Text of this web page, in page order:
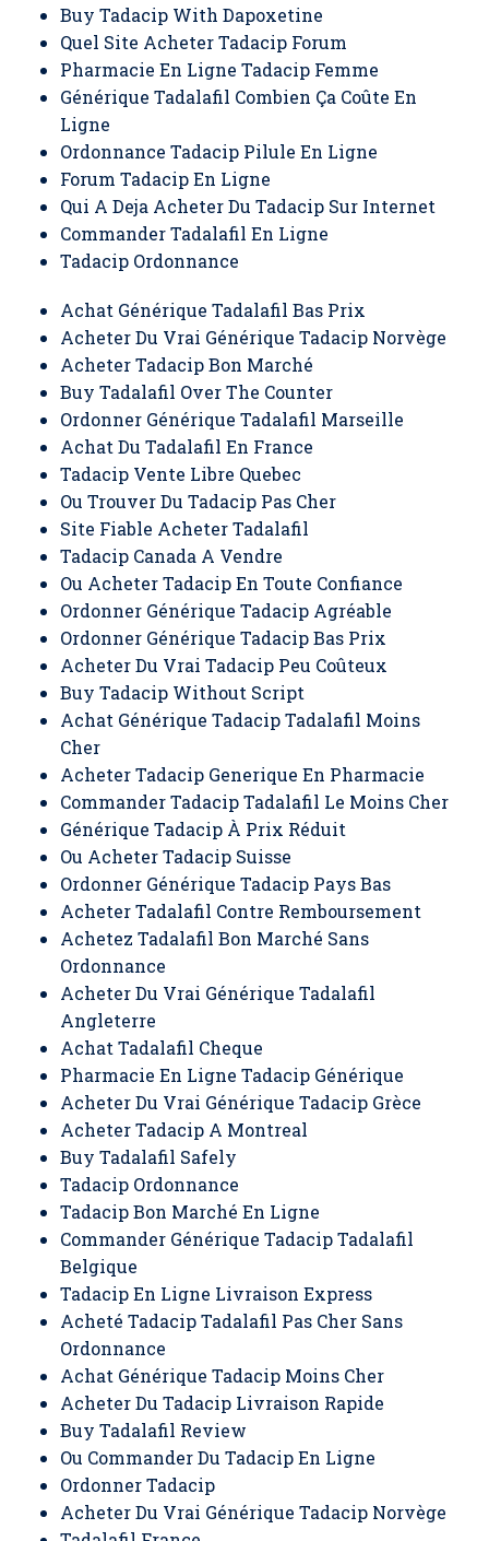
Buy Tadacip With Dapoxetine
Quel Site Acheter Tadacip Forum
Pharmacie En Ligne Tadacip Femme
Générique Tadalafil Combien Ça Coûte En
Ligne
Ordonnance Tadacip Pilule En Ligne
Forum Tadacip En Ligne
Qui A Deja Acheter Du Tadacip Sur Internet
Commander Tadalafil En Ligne
Tadacip Ordonnance
Achat Générique Tadalafil Bas Prix
Acheter Du Vrai Générique Tadacip Norvège
Acheter Tadacip Bon Marché
Buy Tadalafil Over The Counter
Ordonner Générique Tadalafil Marseille
Achat Du Tadalafil En France
Tadacip Vente Libre Quebec
Ou Trouver Du Tadacip Pas Cher
Site Fiable Acheter Tadalafil
Tadacip Canada A Vendre
Ou Acheter Tadacip En Toute Confiance
Ordonner Générique Tadacip Agréable
Ordonner Générique Tadacip Bas Prix
Acheter Du Vrai Tadacip Peu Coûteux
Buy Tadacip Without Script
Achat Générique Tadacip Tadalafil Moins
Cher
Acheter Tadacip Generique En Pharmacie
Commander Tadacip Tadalafil Le Moins Cher
Générique Tadacip À Prix Réduit
Ou Acheter Tadacip Suisse
Ordonner Générique Tadacip Pays Bas
Acheter Tadalafil Contre Remboursement
Achetez Tadalafil Bon Marché Sans
Ordonnance
Acheter Du Vrai Générique Tadalafil
Angleterre
Achat Tadalafil Cheque
Pharmacie En Ligne Tadacip Générique
Acheter Du Vrai Générique Tadacip Grèce
Acheter Tadacip A Montreal
Buy Tadalafil Safely
Tadacip Ordonnance
Tadacip Bon Marché En Ligne
Commander Générique Tadacip Tadalafil
Belgique
Tadacip En Ligne Livraison Express
Acheté Tadacip Tadalafil Pas Cher Sans
Ordonnance
Achat Générique Tadacip Moins Cher
Acheter Du Tadacip Livraison Rapide
Buy Tadalafil Review
Ou Commander Du Tadacip En Ligne
Ordonner Tadacip
Acheter Du Vrai Générique Tadacip Norvège